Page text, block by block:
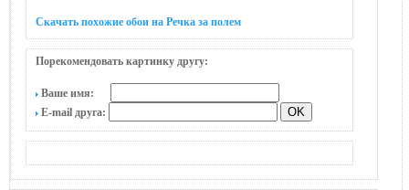
Скачать похожие обои на Речка за полем
Порекомендовать картинку другу:
Ваше имя:
E-mail друга: